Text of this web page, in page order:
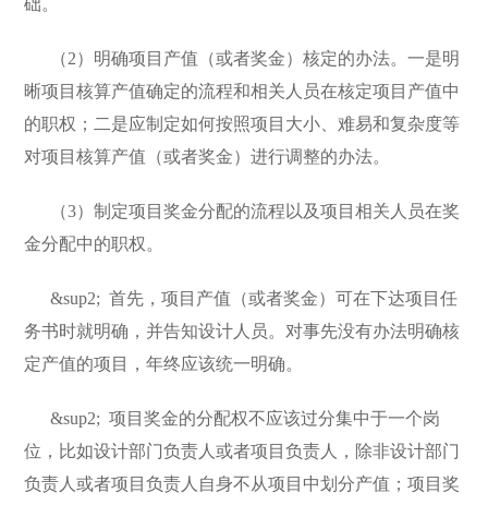
础。
（2）明确项目产值（或者奖金）核定的办法。一是明
晰项目核算产值确定的流程和相关人员在核定项目产值中
的职权；二是应制定如何按照项目大小、难易和复杂度等
对项目核算产值（或者奖金）进行调整的办法。
（3）制定项目奖金分配的流程以及项目相关人员在奖
金分配中的职权。
&sup2;首先，项目产值（或者奖金）可在下达项目任
务书时就明确，并告知设计人员。对事先没有办法明确核
定产值的项目，年终应该统一明确。
&sup2;项目奖金的分配权不应该过分集中于一个岗
位，比如设计部门负责人或者项目负责人，除非设计部门
负责人或者项目负责人自身不从项目中划分产值；项目奖